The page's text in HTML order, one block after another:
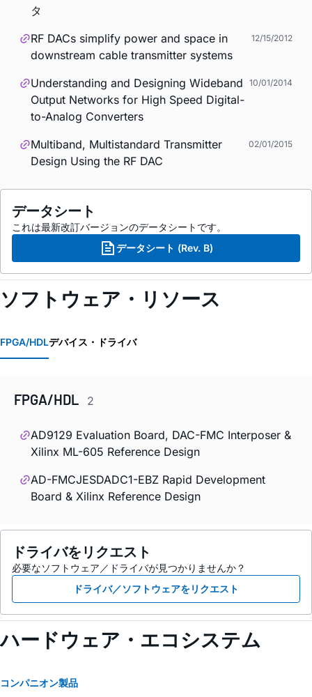
タ
RF DACs simplify power and space in
downstream cable transmitter systems
12/15/2012
Understanding and Designing Wideband
Output Networks for High Speed Digital-
to-Analog Converters
10/01/2014
Multiband, Multistandard Transmitter
Design Using the RF DAC
02/01/2015
データシート
これは最新改訂バージョンのデータシートです。
データシート (Rev. B)
ソフトウェア・リソース
FPGA/HDLデバイス・ドライバ
FPGA/HDL 2
AD9129 Evaluation Board, DAC-FMC Interposer &
Xilinx ML-605 Reference Design
AD-FMCJESDADC1-EBZ Rapid Development
Board & Xilinx Reference Design
ドライバをリクエスト
必要なソフトウェア／ドライバが見つかりませんか？
ドライバ／ソフトウェアをリクエスト
ハードウェア・エコシステム
コンパニオン製品